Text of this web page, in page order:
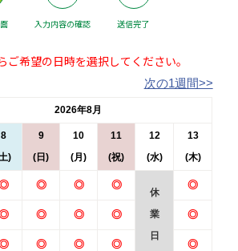
入力内容の確認 送信完了
ご希望の日時を選択してください。
次の1週間>>
2026年8月
8
)
9
(日)
10
(月)
11
(祝)
12
(水)
13
(木)
◎ ◎ ◎
休
業
日
◎
◎ ◎ ◎ ◎
◎ ◎ ◎ ◎